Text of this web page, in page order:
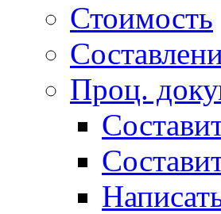
Стоимость
Проц.